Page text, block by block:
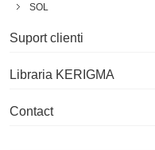
SOL
Suport clienti
Libraria KERIGMA
Contact